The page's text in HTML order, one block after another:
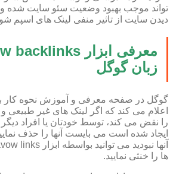
تواند موجب بهبود وضعیت سئو سایت شده و
دیدن سایت از تاثیر منفی لینک های اسپم
زبان گوگل
اعلام می کند که اگر لینک های غیر طبیعی
را نقض می کند، توسط خودتان یا افراد
ایجاد شده است می بایست آنها را حذف
ها را خنثی نمایید.